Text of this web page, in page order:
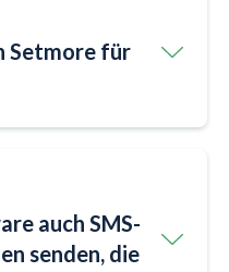
Setmore für
auch SMS-
senden, die